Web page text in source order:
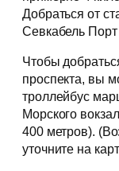
Добраться от
Севкабель
Чтобы
проспекта, вы
троллейбус
Морского
400 метров).
уточните на